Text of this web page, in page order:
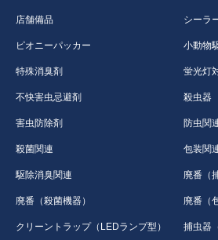
店舗備品 シーラ
ピオニーパッカー 小動物
特殊消臭剤 蛍光灯
不快害虫忌避剤 殺虫器
害虫防除剤 防虫関
殺菌関連 包装関
駆除消臭関連 廃番（
廃番（殺菌機器） 廃番（
クリーントラップ（LEDランプ型） 捕虫器